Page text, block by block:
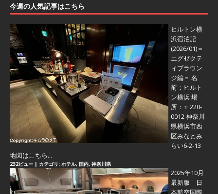
今週の人気記事はこちら
ヒルトン横
浜宿泊記
(2026/01)＝
エグゼクテ
ィブラウン
ジ編＝ 名
前：ヒルト
ン横浜 場
所：〒220-
0012 神奈川
県横浜市西
区みなとみ
らい6-2-13
地図はこちら...
232ビュー | カテゴリ: ホテル, 国内, 神奈川県
2025年10月
最新版 日
本航空国際